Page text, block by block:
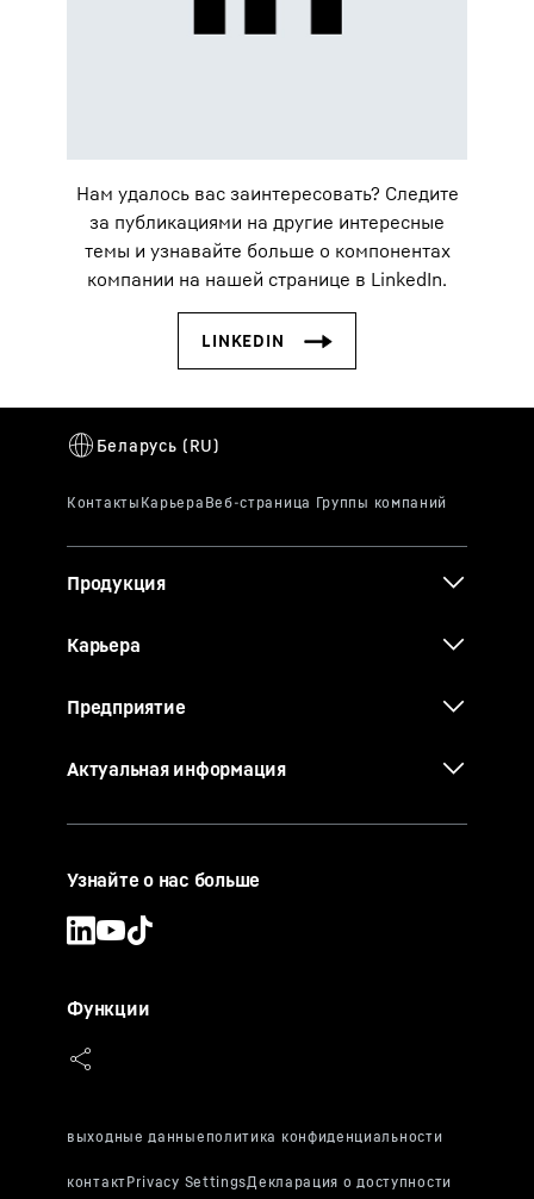
Нам удалось вас заинтересовать? Следите
за публикациями на другие интересные
темы и узнавайте больше о компонентах
компании на нашей странице в LinkedIn.
Продукция
Карьера
Предприятие
Актуальная информация
Узнайте о нас больше
Функции